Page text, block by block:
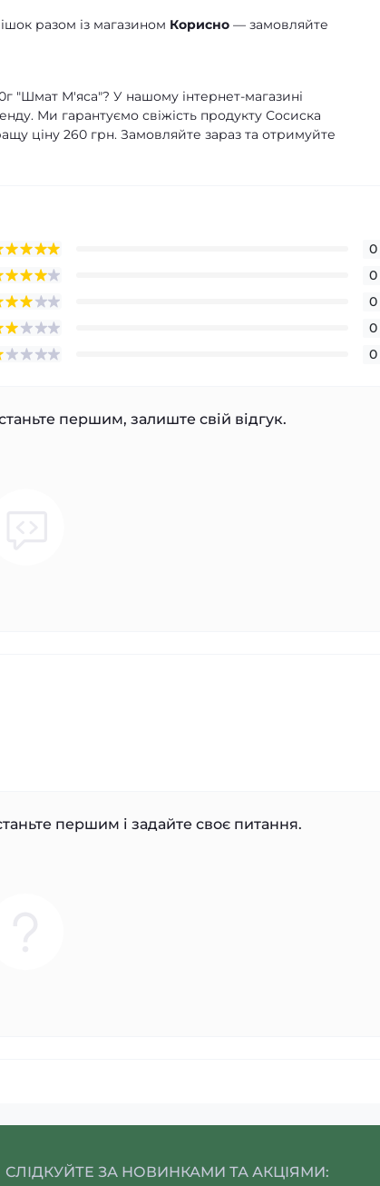
разом із магазином Корисно — замовляйте
"Шмат М'яса"? У нашому інтернет-магазині
Ми гарантуємо свіжість продукту Сосиска
ціну 260 грн. Замовляйте зараз та отримуйте
0
0
0
0
0
першим, залиште свій відгук.
першим і задайте своє питання.
СЛІДКУЙТЕ ЗА НОВИНКАМИ ТА АКЦІЯМИ: